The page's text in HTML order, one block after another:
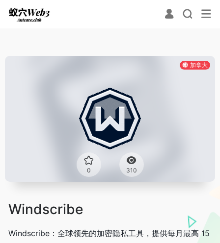
加拿大
0 310
Windscribe
Windscribe：全球领先的加密隐私工具，提供每月最高 15